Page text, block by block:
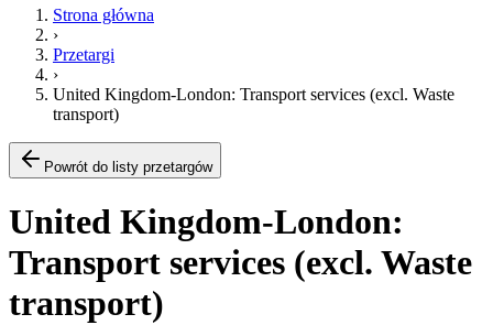
Strona główna
›
Przetargi
›
United Kingdom-London: Transport services (excl. Waste
transport)
Powrót do listy przetargów
United Kingdom-London:
Transport services (excl. Waste
transport)